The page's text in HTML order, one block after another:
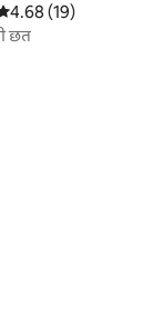
रेटिंग 5 में से 4.68,
4.68 (19)
छत